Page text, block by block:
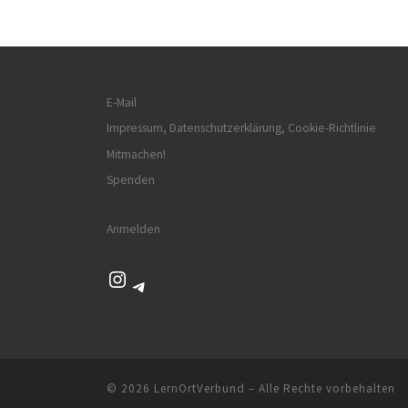
E-Mail
Impressum, Datenschutzerklärung, Cookie-Richtlinie
Mitmachen!
Spenden
Anmelden
Instagram
Telegram
© 2026 LernOrtVerbund – Alle Rechte vorbehalten